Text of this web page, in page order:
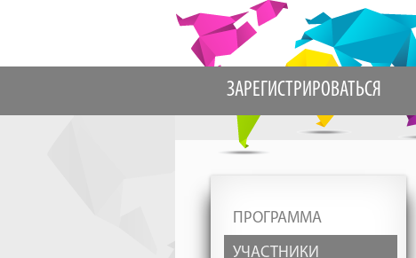
ЗАРЕГИСТРИРОВАТЬСЯ
ПРОГРАММА
УЧАСТНИКИ